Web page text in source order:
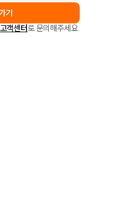
기
고객센터로 문의해주세요.